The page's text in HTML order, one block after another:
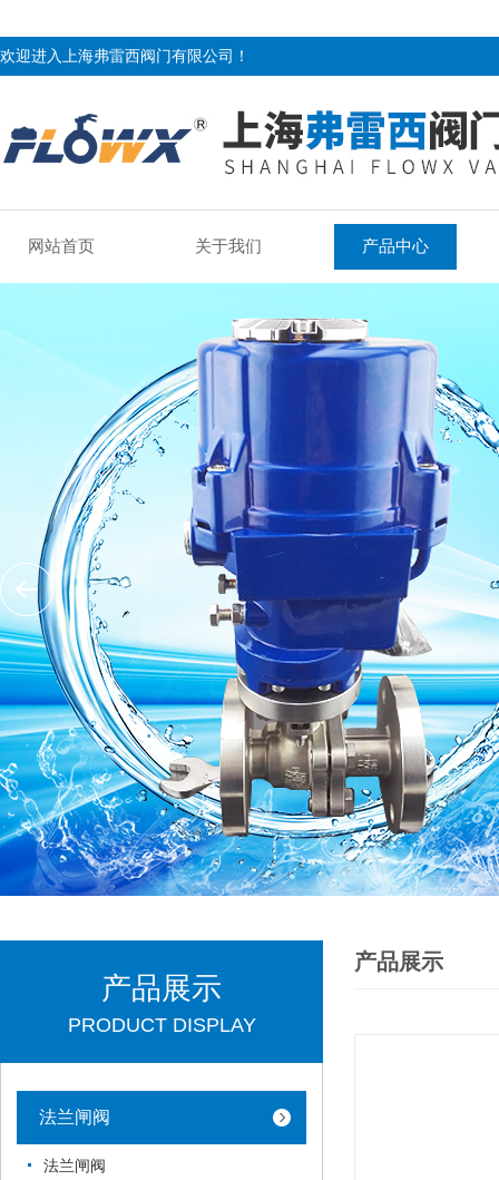
欢迎进入上海弗雷西阀门有限公司！
网站首页 关于我们 产品中心
产品展示
产品展示
PRODUCT DISPLAY
法兰闸阀
法兰闸阀